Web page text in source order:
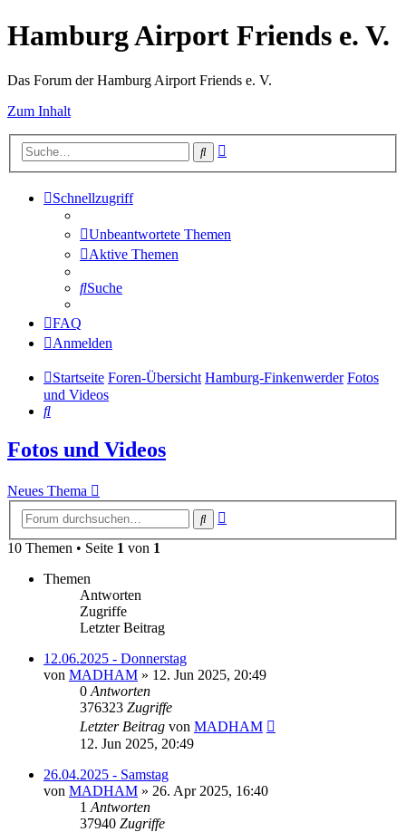
Hamburg Airport Friends e. V.
Das Forum der Hamburg Airport Friends e. V.
Zum Inhalt
Suche
Schnellzugriff
Unbeantwortete Themen
Aktive Themen
Suche
FAQ
Anmelden
Startseite Foren-Übersicht Hamburg-Finkenwerder Fotos
und Videos
Suche
Fotos und Videos
Neues Thema
Suche
10 Themen • Seite 1 von 1
Themen
Antworten
Zugriffe
Letzter Beitrag
12.06.2025 - Donnerstag
von MADHAM » 12. Jun 2025, 20:49
0 Antworten
376323 Zugriffe
Letzter Beitrag von MADHAM
12. Jun 2025, 20:49
26.04.2025 - Samstag
von MADHAM » 26. Apr 2025, 16:40
1 Antworten
37940 Zugriffe